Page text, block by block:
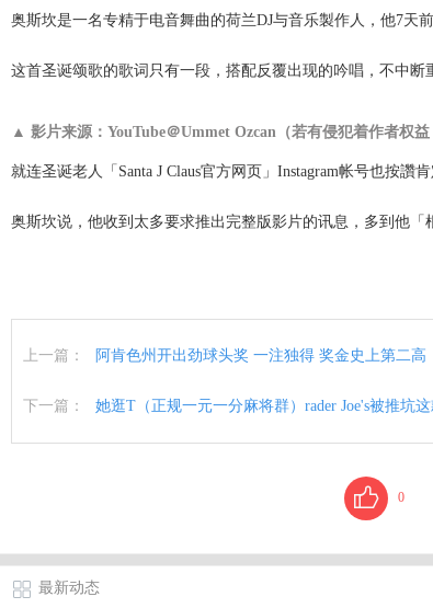
奥斯坎是一名专精于电音舞曲的荷兰DJ与音乐製作人，他7天
这首圣诞颂歌的歌词只有一段，搭配反覆出现的吟唱，不中断
▲ 影片来源：YouTube＠Ummet Ozcan（若有侵犯着作者权
就连圣诞老人「Santa J Claus官方网页」Instagram帐号也按
奥斯坎说，他收到太多要求推出完整版影片的讯息，多到他「
上一篇： 阿肯色州开出劲球头奖 一注独得 奖金史上第二高
下一篇： 她逛T（正规一元一分麻将群）rader Joe's被推坑
0
最新动态